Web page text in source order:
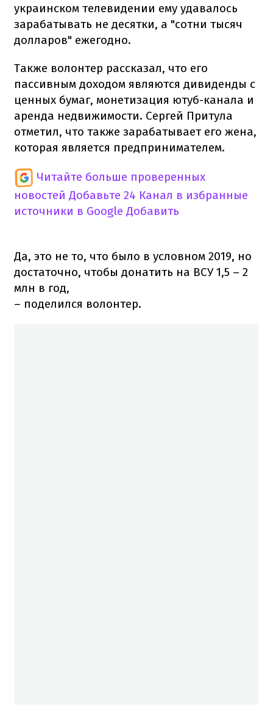
украинском телевидении ему удавалось
зарабатывать не десятки, а "сотни тысяч
долларов" ежегодно.
Также волонтер рассказал, что его
пассивным доходом являются дивиденды с
ценных бумаг, монетизация ютуб-канала и
аренда недвижимости. Сергей Притула
отметил, что также зарабатывает его жена,
которая является предпринимателем.
Читайте больше проверенных
новостей Добавьте 24 Канал в избранные
источники в Google Добавить
Да, это не то, что было в условном 2019, но
достаточно, чтобы донатить на ВСУ 1,5 – 2
млн в год,
– поделился волонтер.